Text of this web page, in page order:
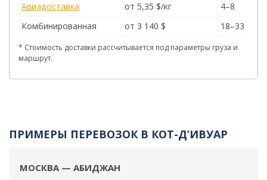
Авиадоставка
от 5,35 $/кг
4–8
Комбинированная
от 3 140 $ 18–33
* Стоимость доставки рассчитывается под параметры груза и
маршрут.
ПРИМЕРЫ ПЕРЕВОЗОК В КОТ-Д’ИВУАР
МОСКВА — АБИДЖАН